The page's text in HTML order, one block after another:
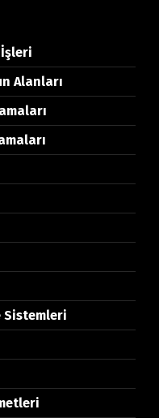
Alanları
Sistemleri